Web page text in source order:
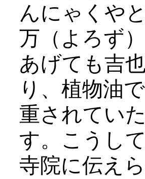
んにゃくや
万（よろず
あげても吉
り、植物油
重されてい
す。こうし
寺院に伝え